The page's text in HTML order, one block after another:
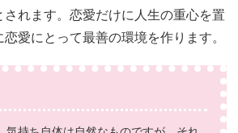
されます。恋愛だけに人生の重心を置
愛にとって最善の環境を作ります。